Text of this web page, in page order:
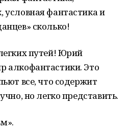
фантастика и
сколько!
путей! Юрий
алкофантастики. Это
все, что содержит
но легко представить.